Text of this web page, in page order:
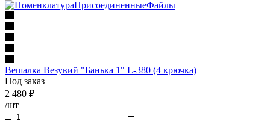
Вешалка Везувий "Банька 1" L-380 (4 крючка)
Под заказ
2 480 ₽
/шт